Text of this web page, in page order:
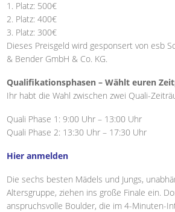
1. Platz: 500€
2. Platz: 400€
3. Platz: 300€
Dieses Preisgeld wird gesponsert von esb
& Bender GmbH & Co. KG.
Qualifikationsphasen – Wählt euren
Ihr habt die Wahl zwischen zwei Quali-
Quali Phase 1: 9:00 Uhr – 13:00 Uhr
Quali Phase 2: 13:30 Uhr – 17:30 Uhr
Hier anmelden
Die sechs besten Mädels und Jungs,
Altersgruppe, ziehen ins große Finale ein.
anspruchsvolle Boulder, die im 4-Minuten-